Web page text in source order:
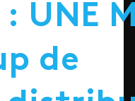
: UNE
de